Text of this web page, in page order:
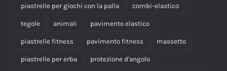
piastrelle per giochi con la palla combi-elastico
tegole animali pavimento elastico
piastrelle fitness pavimento fitness massetto
piastrelle per erba protezione d'angolo